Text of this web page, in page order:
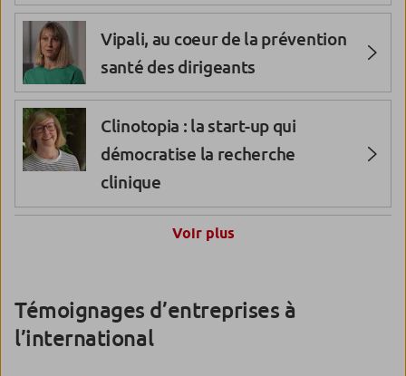
Programme « Transitions » :
l’entreprise UZAJE
Programme « Transitions » :
l’entreprise Pouchain
Programme « Transitions » :
l’entreprise Haffner
Programme « Transitions » :
l’entreprise D-Lab
Vipali, au coeur de la prévention
santé des dirigeants
Clinotopia : la start-up qui
démocratise la recherche
clinique
Start-up industrielles
Homa Games : témoignage d’une
Voir plus
Témoignages d’entreprises à
l’international